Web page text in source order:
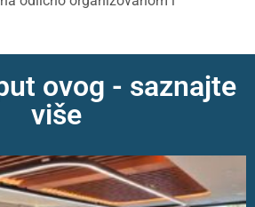
ovog - saznajte
više